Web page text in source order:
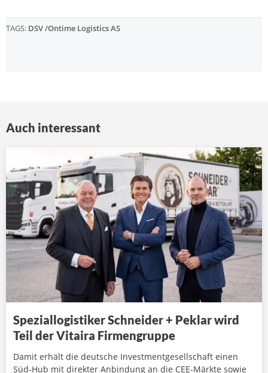
TAGS: DSV /Ontime Logistics AS
Auch interessant
Speziallogistiker Schneider + Peklar wird
Teil der Vitaira Firmengruppe
Damit erhält die deutsche Investmentgesellschaft einen
Süd-Hub mit direkter Anbindung an die CEE-Märkte sowie